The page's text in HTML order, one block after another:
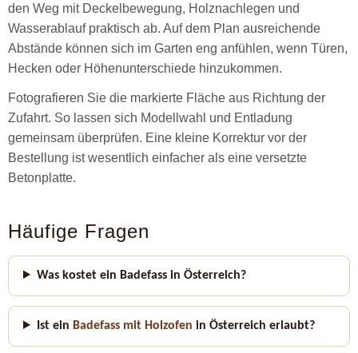
den Weg mit Deckelbewegung, Holznachlegen und
Wasserablauf praktisch ab. Auf dem Plan ausreichende
Abstände können sich im Garten eng anfühlen, wenn Türen,
Hecken oder Höhenunterschiede hinzukommen.
Fotografieren Sie die markierte Fläche aus Richtung der
Zufahrt. So lassen sich Modellwahl und Entladung
gemeinsam überprüfen. Eine kleine Korrektur vor der
Bestellung ist wesentlich einfacher als eine versetzte
Betonplatte.
Häufige Fragen
Was kostet ein Badefass in Österreich?
Ist ein Badefass mit Holzofen in Österreich erlaubt?